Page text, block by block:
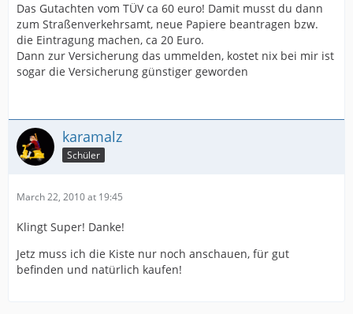
Das Gutachten vom TÜV ca 60 euro! Damit musst du dann
zum Straßenverkehrsamt, neue Papiere beantragen bzw.
die Eintragung machen, ca 20 Euro.
Dann zur Versicherung das ummelden, kostet nix bei mir ist
sogar die Versicherung günstiger geworden
karamalz
Schüler
March 22, 2010 at 19:45
Klingt Super! Danke!
Jetz muss ich die Kiste nur noch anschauen, für gut
befinden und natürlich kaufen!